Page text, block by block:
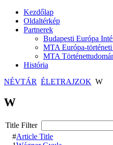
Kezdőlap
Oldaltérkép
Partnerek
Budapesti Európa
MTA Európa-
MTA
História
NÉVTÁR ÉLETRAJZOK W
W
Title Filter
#Article Title